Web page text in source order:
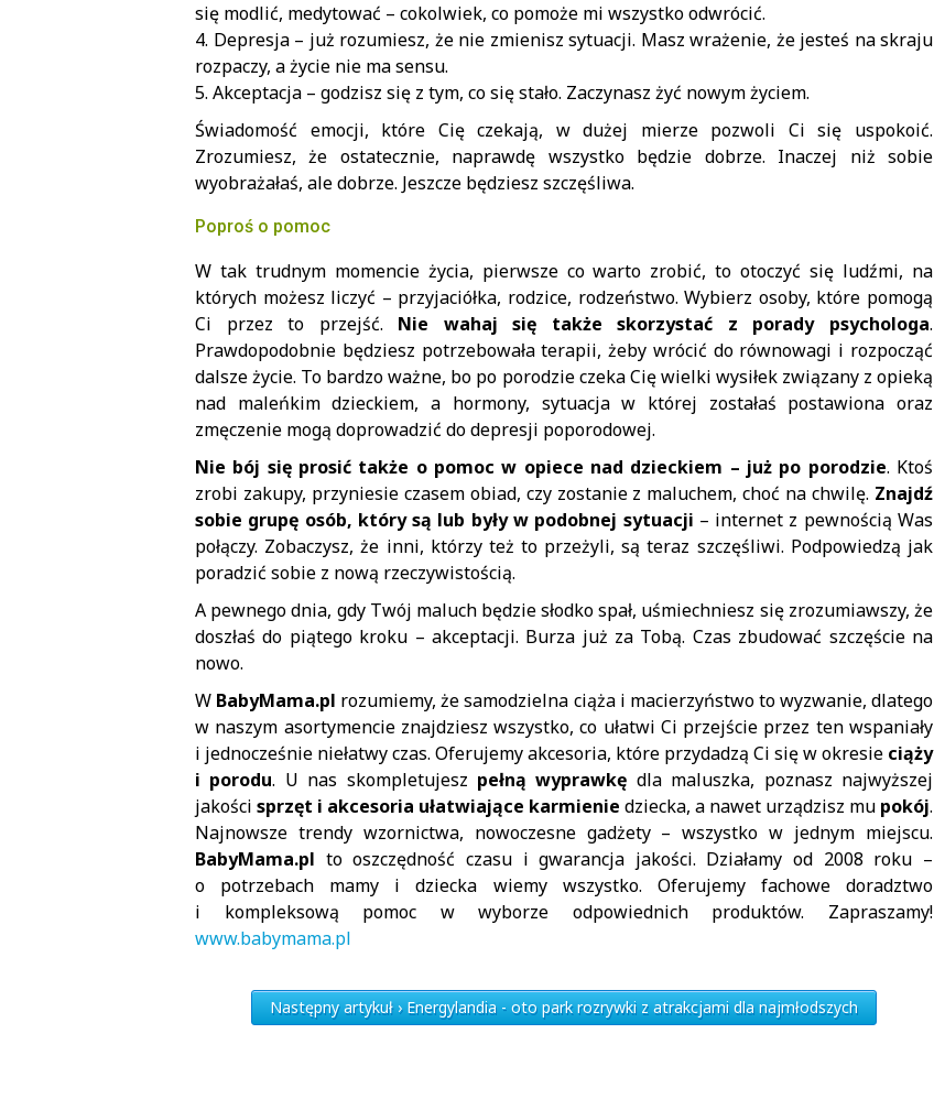
się modlić, medytować – cokolwiek, co pomoże mi wszystko odwrócić.
4. Depresja – już rozumiesz, że nie zmienisz sytuacji. Masz wrażenie, że jesteś na skraju
rozpaczy, a życie nie ma sensu.
5. Akceptacja – godzisz się z tym, co się stało. Zaczynasz żyć nowym życiem.
Świadomość emocji, które Cię czekają, w dużej mierze pozwoli Ci się uspokoić.
Zrozumiesz, że ostatecznie, naprawdę wszystko będzie dobrze. Inaczej niż sobie
wyobrażałaś, ale dobrze. Jeszcze będziesz szczęśliwa.
Poproś o pomoc
W tak trudnym momencie życia, pierwsze co warto zrobić, to otoczyć się ludźmi, na
których możesz liczyć – przyjaciółka, rodzice, rodzeństwo. Wybierz osoby, które pomogą
Ci przez to przejść. Nie wahaj się także skorzystać z porady psychologa.
Prawdopodobnie będziesz potrzebowała terapii, żeby wrócić do równowagi i rozpocząć
dalsze życie. To bardzo ważne, bo po porodzie czeka Cię wielki wysiłek związany z opieką
nad maleńkim dzieckiem, a hormony, sytuacja w której zostałaś postawiona oraz
zmęczenie mogą doprowadzić do depresji poporodowej.
Nie bój się prosić także o pomoc w opiece nad dzieckiem – już po porodzie. Ktoś
zrobi zakupy, przyniesie czasem obiad, czy zostanie z maluchem, choć na chwilę. Znajdź
sobie grupę osób, który są lub były w podobnej sytuacji – internet z pewnością Was
połączy. Zobaczysz, że inni, którzy też to przeżyli, są teraz szczęśliwi. Podpowiedzą jak
poradzić sobie z nową rzeczywistością.
A pewnego dnia, gdy Twój maluch będzie słodko spał, uśmiechniesz się zrozumiawszy, że
doszłaś do piątego kroku – akceptacji. Burza już za Tobą. Czas zbudować szczęście na
nowo.
W BabyMama.pl rozumiemy, że samodzielna ciąża i macierzyństwo to wyzwanie, dlatego
w naszym asortymencie znajdziesz wszystko, co ułatwi Ci przejście przez ten wspaniały
i jednocześnie niełatwy czas. Oferujemy akcesoria, które przydadzą Ci się w okresie ciąży
i porodu. U nas skompletujesz pełną wyprawkę dla maluszka, poznasz najwyższej
jakości sprzęt i akcesoria ułatwiające karmienie dziecka, a nawet urządzisz mu pokój.
Najnowsze trendy wzornictwa, nowoczesne gadżety – wszystko w jednym miejscu.
BabyMama.pl to oszczędność czasu i gwarancja jakości. Działamy od 2008 roku –
o potrzebach mamy i dziecka wiemy wszystko. Oferujemy fachowe doradztwo
i kompleksową pomoc w wyborze odpowiednich produktów. Zapraszamy!
www.babymama.pl
Następny artykuł › Energylandia - oto park rozrywki z atrakcjami dla najmłodszych